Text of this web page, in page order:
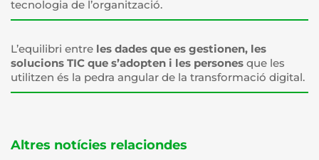
tecnologia de l’organització.
L’equilibri entre les dades que es gestionen, les
solucions TIC que s’adopten i les persones que les
utilitzen és la pedra angular de la transformació digital.
Altres notícies relaciondes